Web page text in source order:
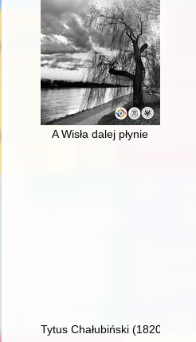
A Wisła dalej płynie
Tytus Chałubiński (1820-1889)